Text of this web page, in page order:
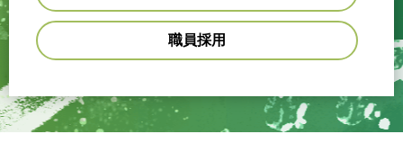
職員採用